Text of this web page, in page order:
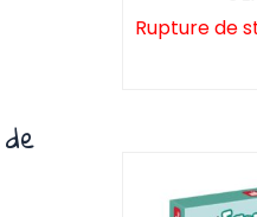
Rupture de